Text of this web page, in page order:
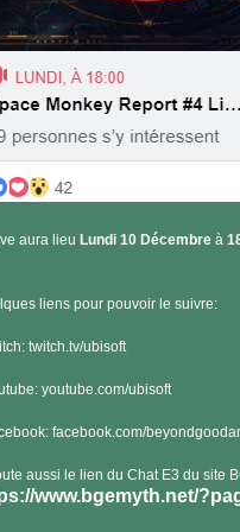
aura lieu Lundi 10 Décembreà
liens pour pouvoir le suivre:
twitch.tv/ubisoft
youtube.com/ubisoft
facebook.com/
aussi le lien du Chat E3 du site
www.bgemyth.net/